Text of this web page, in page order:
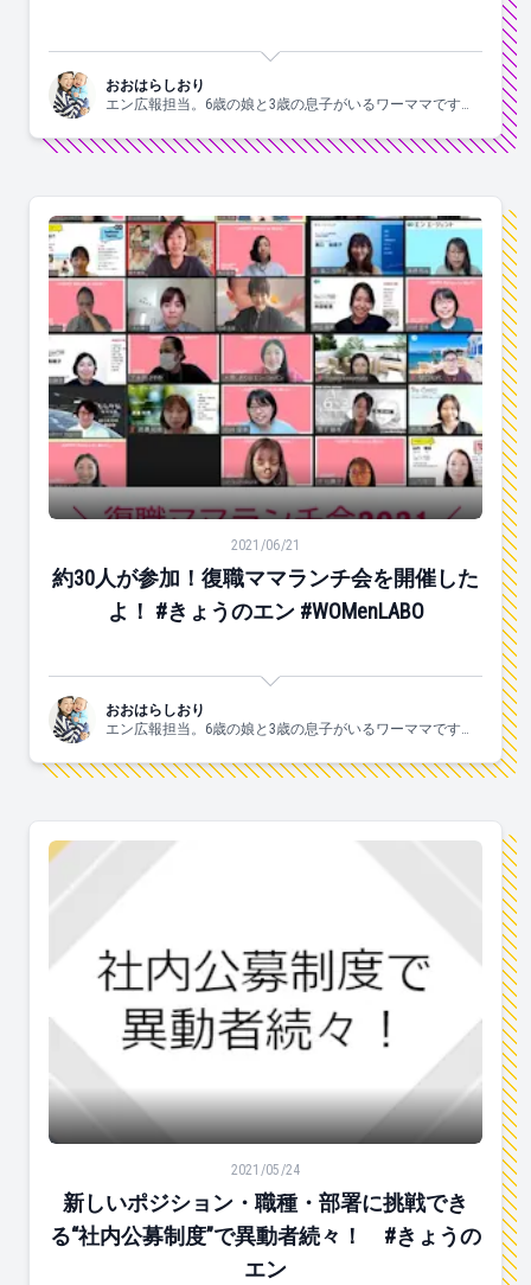
おおはらしおり
エン広報担当。6歳の娘と3歳の息子がいるワーママです。
芸、爆買、歌う、ジャニーズ。
約30人が参加！復職ママランチ会を開催したよ！ #きょ
2021/06/21
約30人が参加！復職ママランチ会を開催した
よ！ #きょうのエン #WOMenLABO
おおはらしおり
エン広報担当。6歳の娘と3歳の息子がいるワーママです。
芸、爆買、歌う、ジャニーズ。
新しいポジション・職種・部署に挑戦できる“社内公
2021/05/24
新しいポジション・職種・部署に挑戦でき
る“社内公募制度”で異動者続々！ #きょうの
エン